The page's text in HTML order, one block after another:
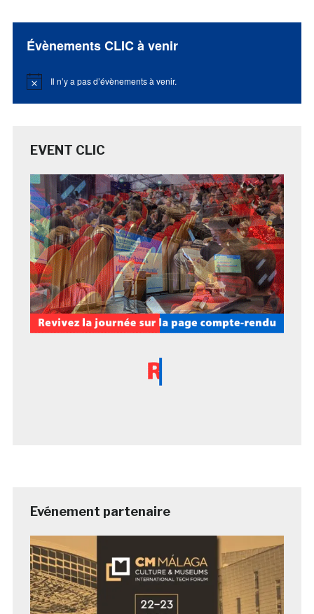
Évènements CLIC à venir
Notice Il n’y a pas d’évènements à venir.
EVENT CLIC
Evénement partenaire